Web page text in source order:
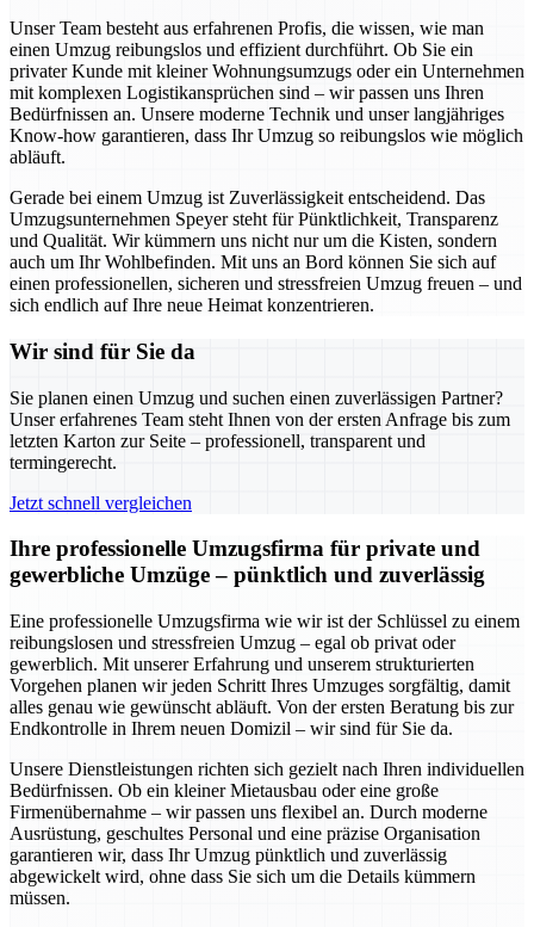
Unser Team besteht aus erfahrenen Profis, die wissen, wie man
einen Umzug reibungslos und effizient durchführt. Ob Sie ein
privater Kunde mit kleiner Wohnungsumzugs oder ein Unternehmen
mit komplexen Logistikansprüchen sind – wir passen uns Ihren
Bedürfnissen an. Unsere moderne Technik und unser langjähriges
Know-how garantieren, dass Ihr Umzug so reibungslos wie möglich
abläuft.
Gerade bei einem Umzug ist Zuverlässigkeit entscheidend. Das
Umzugsunternehmen Speyer steht für Pünktlichkeit, Transparenz
und Qualität. Wir kümmern uns nicht nur um die Kisten, sondern
auch um Ihr Wohlbefinden. Mit uns an Bord können Sie sich auf
einen professionellen, sicheren und stressfreien Umzug freuen – und
sich endlich auf Ihre neue Heimat konzentrieren.
Wir sind für Sie da
Sie planen einen Umzug und suchen einen zuverlässigen Partner?
Unser erfahrenes Team steht Ihnen von der ersten Anfrage bis zum
letzten Karton zur Seite – professionell, transparent und
termingerecht.
Jetzt schnell vergleichen
Ihre professionelle Umzugsfirma für private und
gewerbliche Umzüge – pünktlich und zuverlässig
Eine professionelle Umzugsfirma wie wir ist der Schlüssel zu einem
reibungslosen und stressfreien Umzug – egal ob privat oder
gewerblich. Mit unserer Erfahrung und unserem strukturierten
Vorgehen planen wir jeden Schritt Ihres Umzuges sorgfältig, damit
alles genau wie gewünscht abläuft. Von der ersten Beratung bis zur
Endkontrolle in Ihrem neuen Domizil – wir sind für Sie da.
Unsere Dienstleistungen richten sich gezielt nach Ihren individuellen
Bedürfnissen. Ob ein kleiner Mietausbau oder eine große
Firmenübernahme – wir passen uns flexibel an. Durch moderne
Ausrüstung, geschultes Personal und eine präzise Organisation
garantieren wir, dass Ihr Umzug pünktlich und zuverlässig
abgewickelt wird, ohne dass Sie sich um die Details kümmern
müssen.